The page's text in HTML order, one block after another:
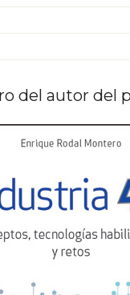
del autor del